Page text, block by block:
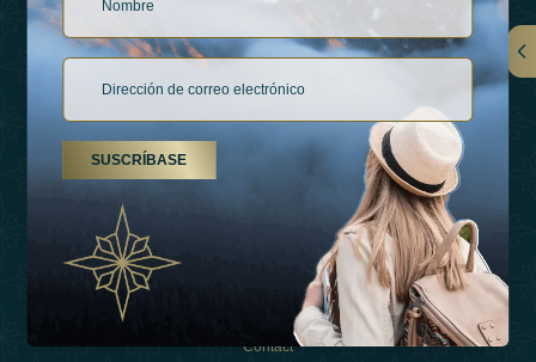
Vínculos
Tipos De Vacaciones
Contact
SUSCRÍBASE